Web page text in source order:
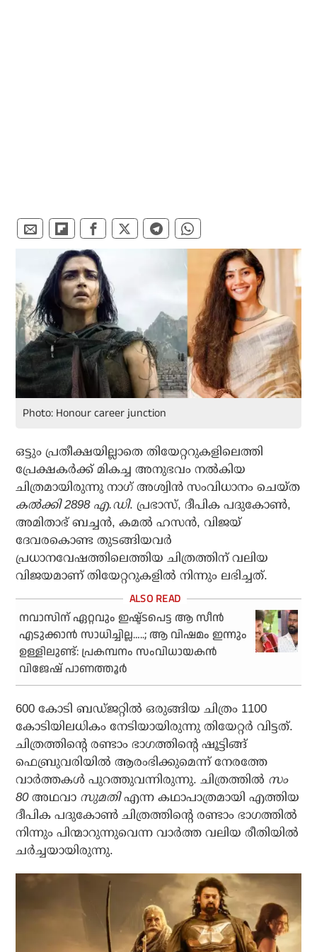
Photo: Honour career junction
ഒട്ടും പ്രതീക്ഷയില്ലാതെ തിയേറ്ററുകളിലെത്തി
പ്രേക്ഷകര്‍ക്ക് മികച്ച അനുഭവം നല്‍കിയ
ചിത്രമായിരുന്നു നാഗ് അശ്വിന്‍ സംവിധാനം ചെയ്ത
കല്‍ക്കി 2898 എ.ഡി. പ്രഭാസ്, ദീപിക പദുകോണ്‍,
അമിതാഭ് ബച്ചന്‍, കമല്‍ ഹസന്‍, വിജയ്
ദേവരകൊണ്ട തുടങ്ങിയവര്‍
പ്രധാനവേഷത്തിലെത്തിയ ചിത്രത്തിന് വലിയ
വിജയമാണ് തിയേറ്ററുകളില്‍ നിന്നും ലഭിച്ചത്.
നവാസിന് ഏറ്റവും ഇഷ്ട്ടപെട്ട ആ സീൻ
എടുക്കാൻ സാധിച്ചില്ല…..; ആ വിഷമം ഇന്നും
ഉള്ളിലുണ്ട്: പ്രകമ്പനം സംവിധായകൻ
വിജേഷ് പാണത്തൂർ
600 കോടി ബഡ്ജറ്റില്‍ ഒരുങ്ങിയ ചിത്രം 1100
കോടിയിലധികം നേടിയായിരുന്നു തിയേറ്റര്‍ വിട്ടത്.
ചിത്രത്തിന്റെ രണ്ടാം ഭാഗത്തിന്റെ ഷൂട്ടിങ്ങ്
ഫെബ്രുവരിയില്‍ ആരംഭിക്കുമെന്ന് നേരത്തേ
വാര്‍ത്തകള്‍ പുറത്തുവന്നിരുന്നു. ചിത്രത്തില്‍ സം
80അഥവാ സുമതിഎന്ന കഥാപാത്രമായി എത്തിയ
ദീപിക പദുകോണ്‍ ചിത്രത്തിന്റെ രണ്ടാം ഭാഗത്തില്‍
നിന്നും പിന്മാറുന്നുവെന്ന വാര്‍ത്ത വലിയ രീതിയില്‍
ചര്‍ച്ചയായിരുന്നു.